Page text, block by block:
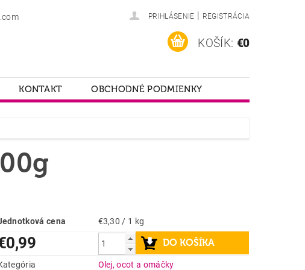
PRIHLÁSENIE | REGISTRÁCIA
KOŠÍK: €0
KONTAKT
OBCHODNÉ PODMIENKY
cena €3,30 / 1 kg
Olej, ocot a omáčky